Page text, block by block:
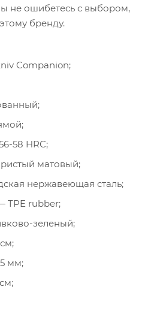
не ошибетесь с выбором,
бренду.
Companion;
58 HRC;
матовый;
нержавеющая сталь;
TPE rubber;
зеленый;
мм;